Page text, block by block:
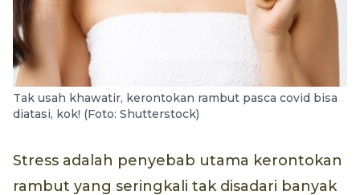
Tak usah khawatir, kerontokan rambut pasca covid bisa
diatasi, kok! (Foto: Shutterstock)
Stress adalah penyebab utama kerontokan
rambut yang seringkali tak disadari banyak